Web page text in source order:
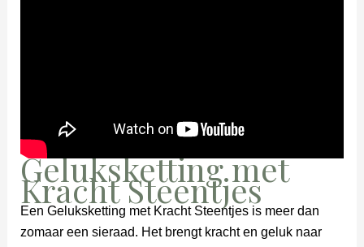
Geluksketting met
Kracht Steentjes
Een Geluksketting met Kracht Steentjes is meer dan
zomaar een sieraad. Het brengt kracht en geluk naar